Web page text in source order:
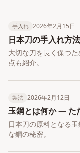
手入れ 2026年2月15日
日本刀の手入れ方
大切な刀を長く保つ
点も紹介。
製法 2026年2月12日
玉鋼とは何か ― た
日本刀の原料となる
な鋼の秘密。